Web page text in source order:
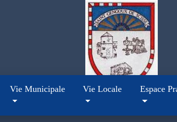
Vie Municipale Vie Locale Espace